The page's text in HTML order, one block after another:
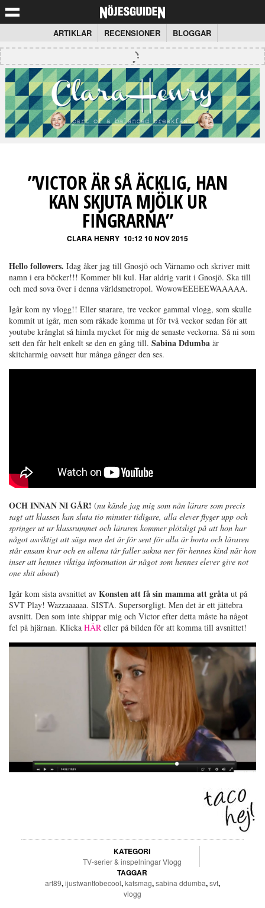
ARTIKLAR RECENSIONER BLOGGAR
”VICTOR ÄR SÅ ÄCKLIG, HAN
KAN SKJUTA MJÖLK UR
FINGRARNA”
CLARA HENRY 10:12 10 NOV 2015
Hello followers. Idag åker jag till Gnosjö och Värnamo och skriver mitt
namn i era böcker!!! Kommer bli kul. Har aldrig varit i Gnosjö. Ska till
och med sova över i denna världsmetropol. WowowEEEEEWAAAAA.
Igår kom ny vlogg!! Eller snarare, tre veckor gammal vlogg, som skulle
kommit ut igår, men som råkade komma ut för två veckor sedan för att
youtube krånglat så himla mycket för mig de senaste veckorna. Så ni som
sett den får helt enkelt se den en gång till. Sabina Ddumba är
skitcharmig oavsett hur många gånger den ses.
OCH INNAN NI GÅR! (nu kände jag mig som nån lärare som precis
sagt att klassen kan sluta tio minuter tidigare, alla elever flyger upp och
springer ut ur klassrummet och läraren kommer plötsligt på att hon har
något asviktigt att säga men det är för sent för alla är borta och läraren
står ensam kvar och en allena tår faller sakna ner för hennes kind när hon
inser att hennes viktiga information är något som hennes elever give not
one shit about)
Igår kom sista avsnittet av Konsten att få sin mamma att gråta ut på
SVT Play! Wazzaaaaaa. SISTA. Supersorgligt. Men det är ett jättebra
avsnitt. Den som inte shippar mig och Victor efter detta måste ha något
fel på hjärnan. Klicka HÄR eller på bilden för att komma till avsnittet!
KATEGORI
TV-serier & inspelningarVlogg
TAGGAR
art89,ijustwanttobecool,kafsmag,sabina ddumba,svt,
vlogg